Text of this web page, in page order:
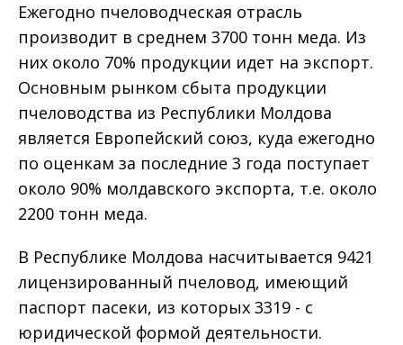
Ежегодно пчеловодческая отрасль
производит в среднем 3700 тонн меда. Из
них около 70% продукции идет на экспорт.
Основным рынком сбыта продукции
пчеловодства из Республики Молдова
является Европейский союз, куда ежегодно
по оценкам за последние 3 года поступает
около 90% молдавского экспорта, т.е. около
2200 тонн меда.
В Республике Молдова насчитывается 9421
лицензированный пчеловод, имеющий
паспорт пасеки, из которых 3319 - с
юридической формой деятельности.